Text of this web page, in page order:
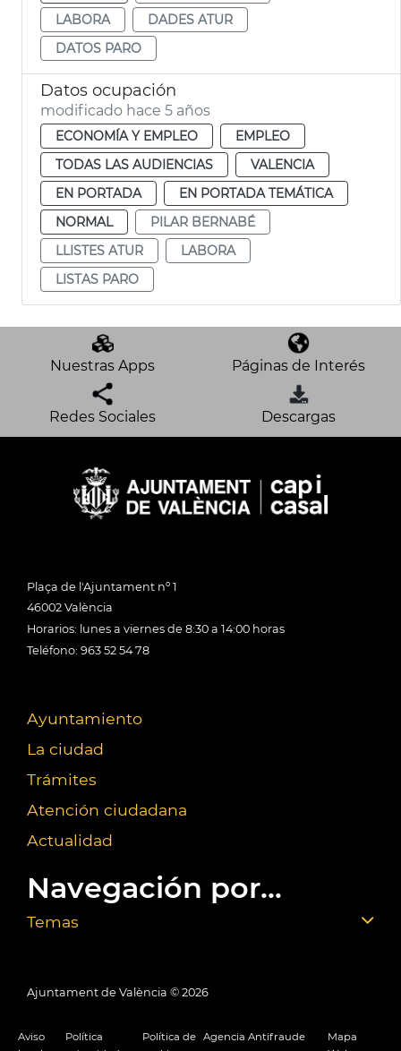
LABORA
DADES ATUR
DATOS PARO
Datos ocupación
modificado hace 5 años
ECONOMÍA Y EMPLEO
EMPLEO
TODAS LAS AUDIENCIAS
VALENCIA
EN PORTADA
EN PORTADA TEMÁTICA
NORMAL
PILAR BERNABÉ
LLISTES ATUR
LABORA
LISTAS PARO
Nuestras Apps Páginas de Interés
Redes Sociales Descargas
Plaça de l'Ajuntament nº 1
46002 València
Horarios: lunes a viernes de 8:30 a 14:00 horas
Teléfono: 963 52 54 78
Ayuntamiento
La ciudad
Trámites
Atención ciudadana
Actualidad
Navegación por...
Temas
Ajuntament de València © 2026
Aviso
Política
Política de Agencia Antifraude
Mapa